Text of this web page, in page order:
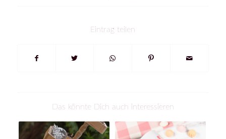
Eintrag teilen
Das könnte Dich auch interessieren